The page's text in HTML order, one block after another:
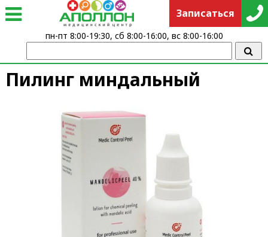
Пилинг миндальный
Записаться
пн-пт 8:00-19:30, сб 8:00-16:00, вс 8:00-16:00